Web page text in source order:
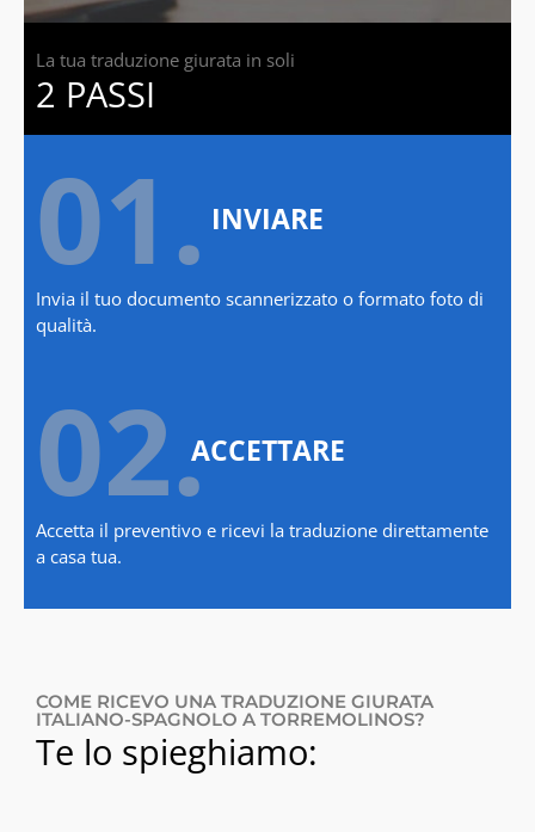
La tua traduzione giurata in soli
2 PASSI
01. INVIARE
Invia il tuo documento scannerizzato o formato foto di
qualità.
02.ACCETTARE
Accetta il preventivo e ricevi la traduzione direttamente
a casa tua.
COME RICEVO UNA TRADUZIONE GIURATA
ITALIANO-SPAGNOLO A TORREMOLINOS?
Te lo spieghiamo: